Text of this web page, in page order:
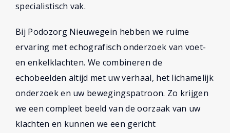
specialistisch vak.
Bij Podozorg Nieuwegein hebben we ruime
ervaring met echografisch onderzoek van voet-
en enkelklachten. We combineren de
echobeelden altijd met uw verhaal, het lichamelijk
onderzoek en uw bewegingspatroon. Zo krijgen
we een compleet beeld van de oorzaak van uw
klachten en kunnen we een gericht